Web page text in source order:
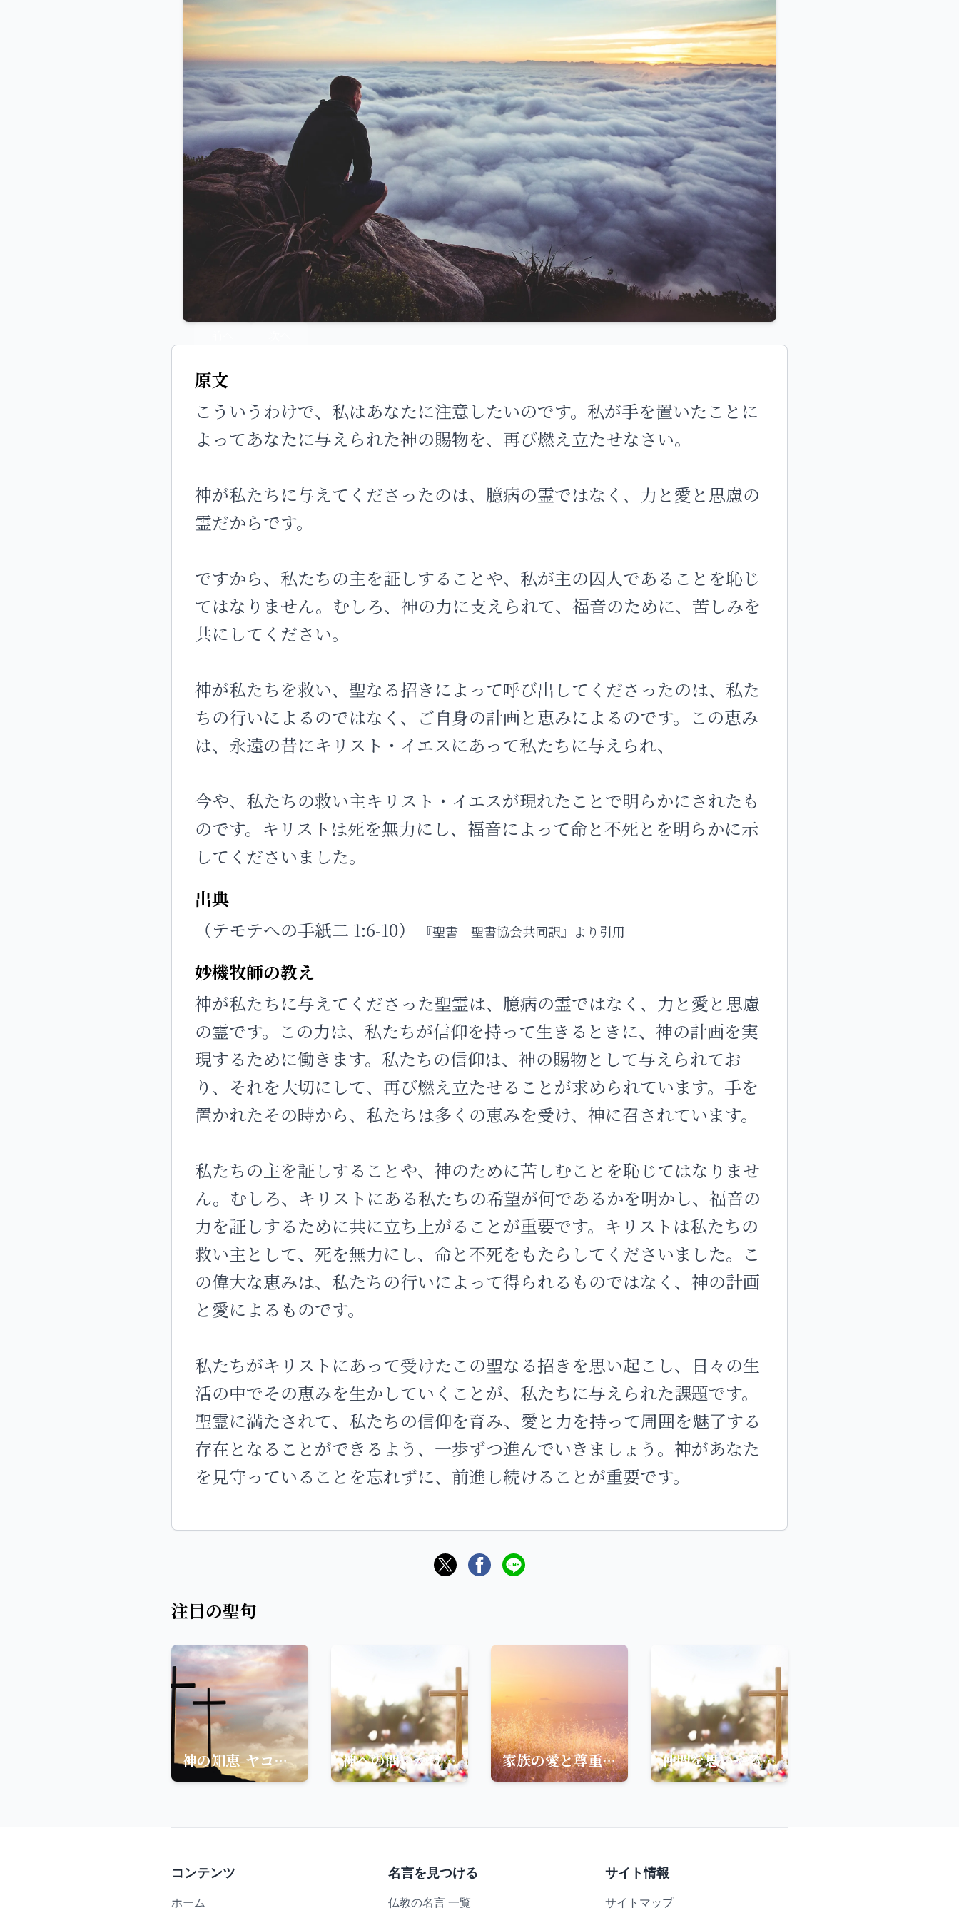
原文
こういうわけで、私はあなたに注意したいのです。私が手を置いたことに
よってあなたに与えられた神の賜物を、再び燃え立たせなさい。
神が私たちに与えてくださったのは、臆病の霊ではなく、力と愛と思慮の
霊だからです。
ですから、私たちの主を証しすることや、私が主の囚人であることを恥じ
てはなりません。むしろ、神の力に支えられて、福音のために、苦しみを
共にしてください。
神が私たちを救い、聖なる招きによって呼び出してくださったのは、私た
ちの行いによるのではなく、ご自身の計画と恵みによるのです。この恵み
は、永遠の昔にキリスト・イエスにあって私たちに与えられ、
今や、私たちの救い主キリスト・イエスが現れたことで明らかにされたも
のです。キリストは死を無力にし、福音によって命と不死とを明らかに示
してくださいました。
出典
（テモテへの手紙二 1:6-10）
『聖書 聖書協会共同訳』より引用
妙機牧師の教え
神が私たちに与えてくださった聖霊は、臆病の霊ではなく、力と愛と思慮
の霊です。この力は、私たちが信仰を持って生きるときに、神の計画を実
現するために働きます。私たちの信仰は、神の賜物として与えられてお
り、それを大切にして、再び燃え立たせることが求められています。手を
置かれたその時から、私たちは多くの恵みを受け、神に召されています。
私たちの主を証しすることや、神のために苦しむことを恥じてはなりませ
ん。むしろ、キリストにある私たちの希望が何であるかを明かし、福音の
力を証しするために共に立ち上がることが重要です。キリストは私たちの
救い主として、死を無力にし、命と不死をもたらしてくださいました。こ
の偉大な恵みは、私たちの行いによって得られるものではなく、神の計画
と愛によるものです。
私たちがキリストにあって受けたこの聖なる招きを思い起こし、日々の生
活の中でその恵みを生かしていくことが、私たちに与えられた課題です。
聖霊に満たされて、私たちの信仰を育み、愛と力を持って周囲を魅了する
存在となることができるよう、一歩ずつ進んでいきましょう。神があなた
を見守っていることを忘れずに、前進し続けることが重要です。
注目の聖句
神の知恵-ヤコブの手紙からの教え 神への問いかけ:エレミヤ書からの名言 家族の愛と尊重-エフェソの信徒への手紙からの教え 仲間を思いやる心が、全能者への畏れを育む
コンテンツ
ホーム
名言を見つける
仏教の名言 一覧
サイト情報
サイトマップ